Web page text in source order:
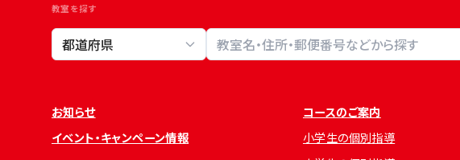
教室を探す
教室検索
お知らせ
イベント・キャンペーン情報
コースのご案内
小学生の個別指導